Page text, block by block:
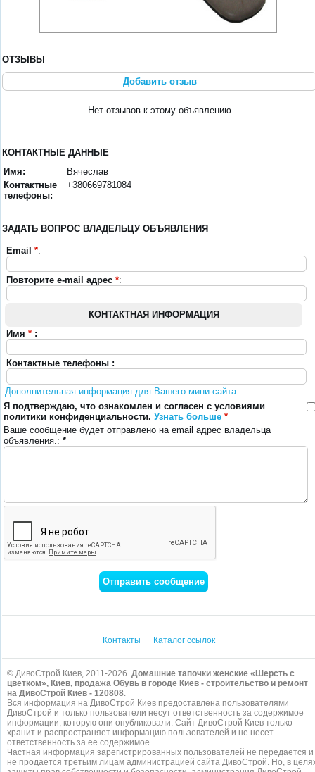
ОТЗЫВЫ
Добавить отзыв
Нет отзывов к этому объявлению
КОНТАКТНЫЕ ДАННЫЕ
Имя:
Вячеслав
Контактные
телефоны:
+380669781084
ЗАДАТЬ ВОПРОС ВЛАДЕЛЬЦУ ОБЪЯВЛЕНИЯ
Email *:
Повторите e-mail адрес *:
КОНТАКТНАЯ ИНФОРМАЦИЯ
Имя * :
Контактные телефоны :
Дополнительная информация для Вашего мини-сайта
Я подтверждаю, что ознакомлен и согласен с условиями
политики конфиденциальности. Узнать больше *
Ваше сообщение будет отправлено на email адрес владельца
объявления.: *
Контакты Каталог ссылок
© ДивоСтрой Киев, 2011-2026. Домашние тапочки женские «Шерсть с
цветком», Киев, продажа Обувь в городе Киев - строительство и ремонт
на ДивоСтрой Киев - 120808.
Вся информация на ДивоСтрой Киев предоставлена пользователями
ДивоСтрой и только пользователи несут ответственность за содержимое
информации, которую они опубликовали. Сайт ДивоСтрой Киев только
хранит и распространяет информацию пользователей и не несет
ответственность за ее содержимое.
Частная информация зарегистрированных пользователей не передается и
не продается третьим лицам администрацией сайта ДивоСтрой. Но, в